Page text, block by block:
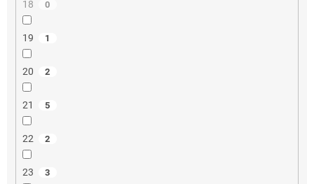
18 0
19 1
20 2
21 5
22 2
23 3